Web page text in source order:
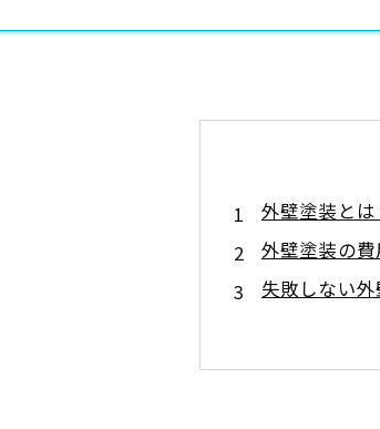
外壁塗装と
外壁塗装の
失敗しない
外壁塗装の
外壁塗装に